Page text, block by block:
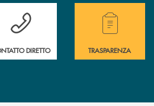
filiali.
bisogno di assistenza immediata?
DIRETTO
Hai bisogno di
TRASPARENZA